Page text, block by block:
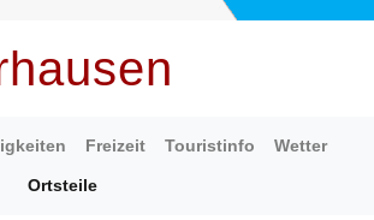
Freizeit Touristinfo Wetter
Ortsteile